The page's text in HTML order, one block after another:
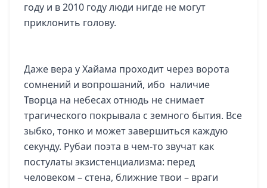
году и в 2010 году люди нигде не могут
приклонить голову.
Даже вера у Хайама проходит через ворота
сомнений и вопрошаний, ибо наличие
Творца на небесах отнюдь не снимает
трагического покрывала с земного бытия. Все
зыбко, тонко и может завершиться каждую
секунду. Рубаи поэта в чем-то звучат как
постулаты экзистенциализма: перед
человеком – стена, ближние твои – враги